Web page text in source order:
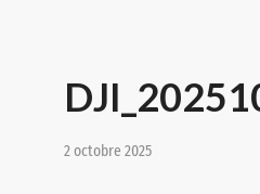
2 octobre 2025